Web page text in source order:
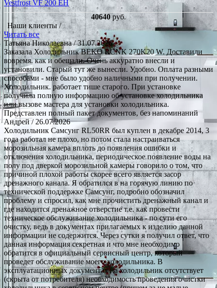
Vestfrost VF 200 EH
40640руб.
Наши клиенты /
Читать все
Татьяна Николаевна/ 31.07.2026
Заказала Холодильник BEKO RCNK 270K20 W. Доставили
вовремя. как и обещали. Очень аккуратно внесли и
установили. Старый тут же вынесли. Удобно. Оплата разными
способами - мне было удобно наличными при получении.
Холодильник. работает тише старого. При установке
получила полную информацию об установке холодильника
или вызове мастера для установки холодильника.
Представлен полный пакет документов, без напоминаний
Андрей/ 26.07.2026
Холодильник Самсунг RL50RR был куплен в декабре 2014, 3
года работал не плохо, но потом стала настраиваться
морозильная камера вплоть до появления ошибки и
отключения холодильника, периодическое появление воды на
полу под дверкой морозильной камеры говорило о том, что
причиной плохой работы скорее всего является засор
дренажного канала. Я обратился в на горячую линию по
технической поддержке Самсунг, подробно обозначил
проблему и спросил, как мне прочистить дренажный канал и
где находится дренажное отверстие т.е. как провести
техническое обслуживание холодильника - по сути его
очистку, ведь в документах прилагаемых к изделию данной
информации не содержится. Через сутки я получил ответ, что
данная информация секретная и что мне необходимо
обратится в официальный сервисный центр, который
проведет обслуживание моего холодильника. В
эксплуатационных документах на холодильник отсутствует
(скрыта от потребителя) необходимость проведения очистки